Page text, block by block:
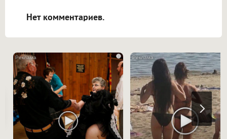
Нет комментариев.
i